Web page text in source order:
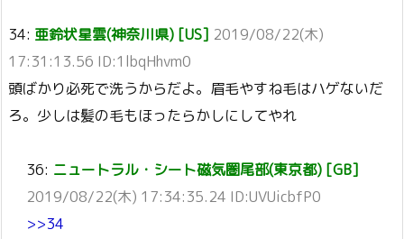
34: 亜鈴状星雲(神奈川県) [US] 2019/08/22(木)
17:31:13.56 ID:1lbqHhvm0
頭ばかり必死で洗うからだよ。眉毛やすね毛はハゲないだ
ろ。少しは髪の毛もほったらかしにしてやれ
36: ニュートラル・シート磁気圏尾部(東京都) [GB]
2019/08/22(木) 17:34:35.24 ID:UVUicbfP0
>>34